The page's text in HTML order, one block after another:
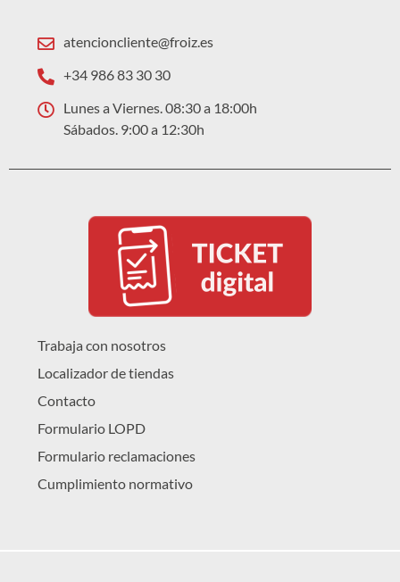
atencioncliente@froiz.es
+34 986 83 30 30
Lunes a Viernes. 08:30 a 18:00h
Sábados. 9:00 a 12:30h
Trabaja con nosotros
Localizador de tiendas
Contacto
Formulario LOPD
Formulario reclamaciones
Cumplimiento normativo